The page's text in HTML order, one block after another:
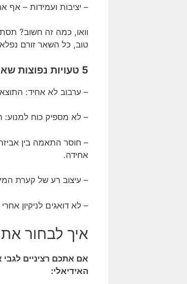
– יציבות ועמידות – אף
וואו, כמה זה חשוב?
טוב, כל השאר זורם
5 טעויות נפוצות שאתם עושים עם מיקסרים רגילים (ואיך להמנע מהן!)
– ערבוב לא אחיד:
– לא מספיק כוח
– חוסר התאמה בין
אחידה.
– עיצוב רע של קערת
– לא דואגים לניקיון
איך לבחור
אם אתכם רציניים לגבי
האידיאלי: